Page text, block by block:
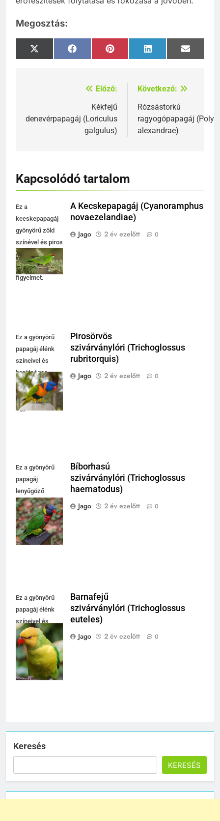
Megosztás:
Share
on
X
(Twitter)
Share
on
FacebookShare
on
Pinterest Share
on
LinkedIn
Share
on
Email
Előző:
Kékfejű
denevérpapagáj (Loriculus
galgulus)
Következő:
Rózsástorkú
ragyogópapagáj
alexandrae)
Kapcsolódó tartalom
Ez a
kecskepapagáj
gyönyörű zöld
színével és piros
fejével hívja fel
magára a
figyelmet.
A Kecskepapagáj (Cyanoramphus
novaezelandiae)
Jago
2 év ezelőtt 0
Ez a gyönyörű
papagáj élénk
színeivel és
barátságos
megjelenésével
vonzza a
figyelmet.
Pirosörvös
szivárványlóri (Trichoglossus
rubritorquis)
Jago
2 év ezelőtt 0
Ez a gyönyörű
papagáj
lenyűgöző
színeivel hívja
fel magára a
figyelmet a
természetben.
Bíborhasú
szivárványlóri (Trichoglossus
haematodus)
Jago
2 év ezelőtt 0
Ez a gyönyörű
papagáj élénk
színeivel és
kifejező
tekintetével
vonzza a
figyelmet.
Barnafejű
szivárványlóri (Trichoglossus
euteles)
Jago
2 év ezelőtt 0
Keresés
KERESÉS